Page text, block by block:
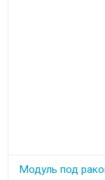
Модуль под